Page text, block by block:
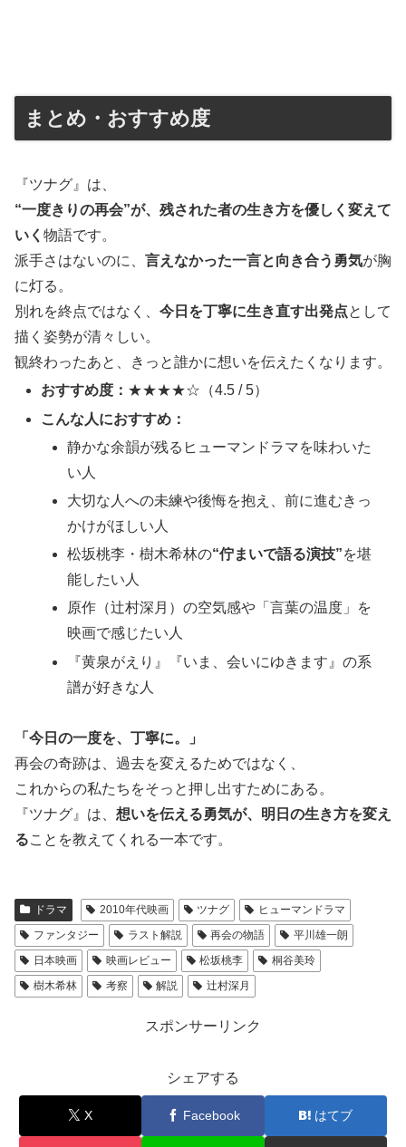
まとめ・おすすめ度
『ツナグ』は、
“一度きりの再会”が、残された者の生き方を優しく変えて
いく 物語です。
派手さはないのに、 言えなかった一言と向き合う勇気が胸
に灯る。
別れを終点ではなく、 今日を丁寧に生き直す出発点として
描く姿勢が清々しい。
観終わったあと、きっと誰かに想いを伝えたくなります。
おすすめ度： ★★★★☆（4.5 / 5）
こんな人におすすめ：
静かな余韻が残るヒューマンドラマを味わいた
い人
大切な人への未練や後悔を抱え、前に進むきっ
かけがほしい人
松坂桃李・樹木希林の“佇まいで語る演技”を堪
能したい人
原作（辻村深月）の空気感や「言葉の温度」を
映画で感じたい人
『黄泉がえり』『いま、会いにゆきます』の系
譜が好きな人
「今日の一度を、丁寧に。」
再会の奇跡は、過去を変えるためではなく、
これからの私たちをそっと押し出すためにある。
『ツナグ』は、 想いを伝える勇気が、明日の生き方を変え
ることを教えてくれる一本です。
ドラマ 2010年代映画 ツナグ
ヒューマンドラマ
ファンタジー
ラスト解説 再会の物語
平川雄一朗
日本映画
映画レビュー 松坂桃李
桐谷美玲
樹木希林
考察 解説 辻村深月
スポンサーリンク
シェアする
X Facebook はてブ